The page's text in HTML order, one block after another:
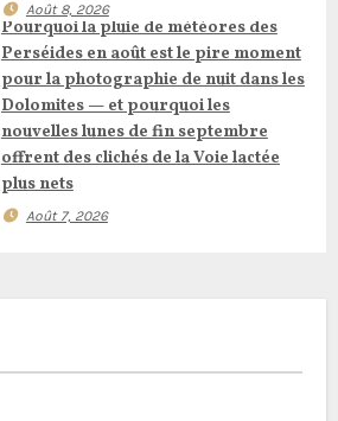
Août 8, 2026
Pourquoi la pluie de météores des
Perséides en août est le pire moment
pour la photographie de nuit dans les
Dolomites — et pourquoi les
nouvelles lunes de fin septembre
offrent des clichés de la Voie lactée
plus nets
Août 7, 2026